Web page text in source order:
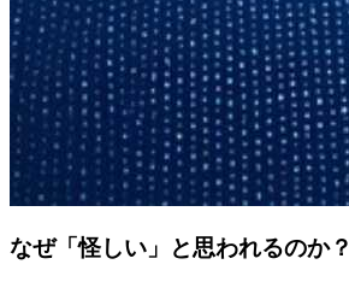
なぜ「怪しい」と思われるのか？